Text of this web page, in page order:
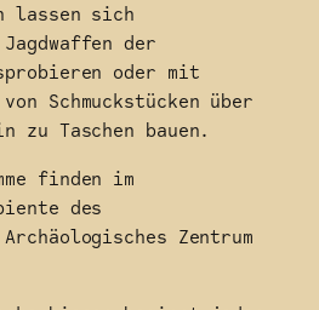
lassen sich
der
oder mit
Schmuckstücken über
zu Taschen bauen.
finden im
des
Zentrum